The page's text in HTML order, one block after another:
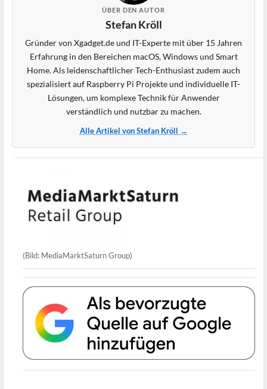
ÜBER DEN AUTOR
Stefan Kröll
Gründer von Xgadget.de und IT-Experte mit über 15 Jahren
Erfahrung in den Bereichen macOS, Windows und Smart
Home. Als leidenschaftlicher Tech-Enthusiast zudem auch
spezialisiert auf Raspberry Pi Projekte und individuelle IT-
Lösungen, um komplexe Technik für Anwender
verständlich und nutzbar zu machen.
Alle Artikel von Stefan Kröll →
(Bild: MediaMarktSaturn Group)